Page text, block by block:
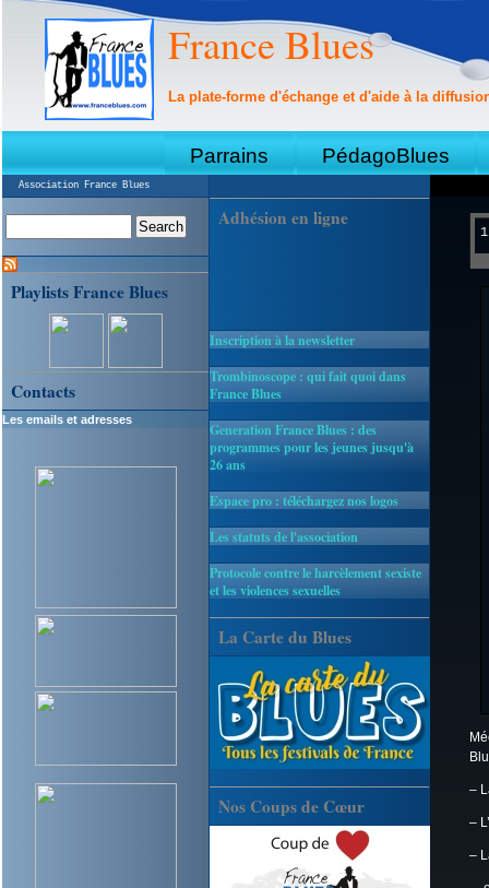
France Blues
La plate-forme d'échange et d'aide à la
Parrains PédagoBlues
Association France Blues
–
–
–
Adhésion en ligne
Inscription à la newsletter
Trombinoscope : qui fait quoi dans
France Blues
Generation France Blues : des
programmes pour les jeunes jusqu'à
26 ans
Espace pro : téléchargez nos logos
Les statuts de l'association
Protocole contre le harcèlement sexiste
et les violences sexuelles
La Carte du Blues
Nos Coups de Cœur
Playlists France Blues
Contacts
Les emails et adresses